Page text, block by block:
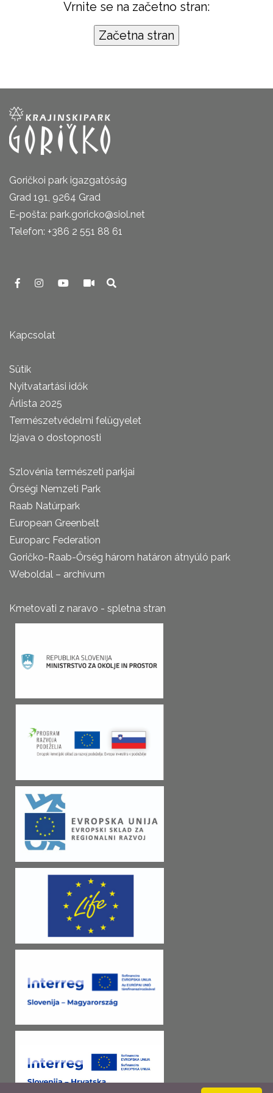
Vrnite se na začetno stran:
Goričkoi park igazgatóság
Grad 191, 9264 Grad
E-pošta: park.goricko@siol.net
Telefon: +386 2 551 88 61
Kapcsolat
Sütik
Nyitvatartási idők
Árlista 2025
Természetvédelmi felügyelet
Izjava o dostopnosti
Szlovénia természeti parkjai
Őrségi Nemzeti Park
Raab Natúrpark
European Greenbelt
Europarc Federation
Goričko-Raab-Őrség három határon átnyúló park
Weboldal – archívum
Kmetovati z naravo - spletna stran